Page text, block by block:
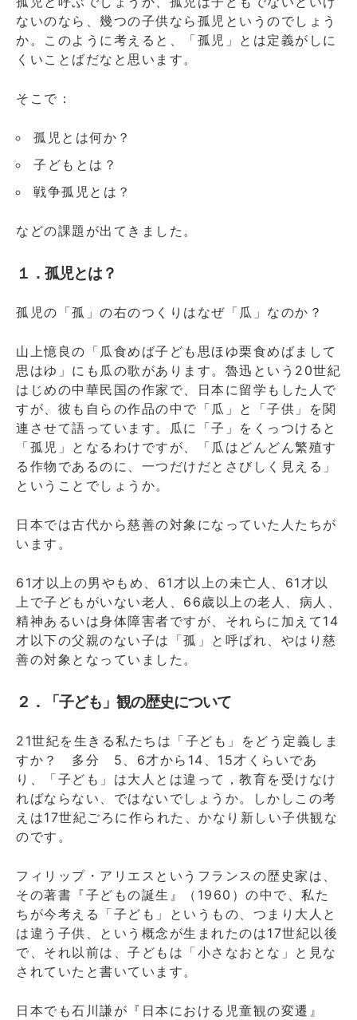
ないのなら、幾つの子供なら孤児というのでしょう
か。このように考えると、「孤児」とは定義がしに
くいことばだなと思います。
そこで：
孤児とは何か？
子どもとは？
戦争孤児とは？
などの課題が出てきました。
１．孤児とは？
孤児の「孤」の右のつくりはなぜ「瓜」なのか？
山上憶良の「瓜食めば子ども思ほゆ栗食めばまして
思はゆ」にも瓜の歌があります。魯迅という20世紀
はじめの中華民国の作家で、日本に留学もした人で
すが、彼も自らの作品の中で「瓜」と「子供」を関
連させて語っています。瓜に「子」をくっつけると
「孤児」となるわけですが、「瓜はどんどん繁殖す
る作物であるのに、一つだけだとさびしく見える」
ということでしょうか。
日本では古代から慈善の対象になっていた人たちが
います。
61才以上の男やもめ、61才以上の未亡人、61才以
上で子どもがいない老人、66歳以上の老人、病人、
精神あるいは身体障害者ですが、それらに加えて14
才以下の父親のない子は「孤」と呼ばれ、やはり慈
善の対象となっていました。
２．「子ども」観の歴史について
21世紀を生きる私たちは「子ども」をどう定義しま
すか？ 多分 5、6才から14、15才くらいであ
り、「子ども」は大人とは違って，教育を受けなけ
ればならない、ではないでしょうか。しかしこの考
えは17世紀ごろに作られた、かなり新しい子供観な
のです。
フィリップ・アリエスというフランスの歴史家は、
その著書『子どもの誕生』（1960）の中で、私た
ちが今考える「子ども」というもの、つまり大人と
は違う子供、という概念が生まれたのは17世紀以後
で、それ以前は、子どもは「小さなおとな」と見な
されていたと書いています。
日本でも石川謙が『日本における児童観の変遷』